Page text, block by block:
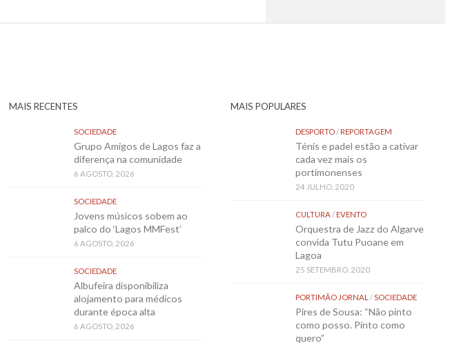
MAIS RECENTES
SOCIEDADE
Grupo Amigos de Lagos faz a
diferença na comunidade
6 AGOSTO, 2026
SOCIEDADE
Jovens músicos sobem ao
palco do ‘Lagos MMFest’
6 AGOSTO, 2026
SOCIEDADE
Albufeira disponibiliza
alojamento para médicos
durante época alta
6 AGOSTO, 2026
MAIS POPULARES
DESPORTO/REPORTAGEM
Ténis e padel estão a cativar
cada vez mais os
portimonenses
24 JULHO, 2020
CULTURA/EVENTO
Orquestra de Jazz do Algarve
convida Tutu Puoane em
Lagoa
25 SETEMBRO, 2020
PORTIMÃO JORNAL /SOCIEDADE
Pires de Sousa: “Não pinto
como posso. Pinto como
quero”